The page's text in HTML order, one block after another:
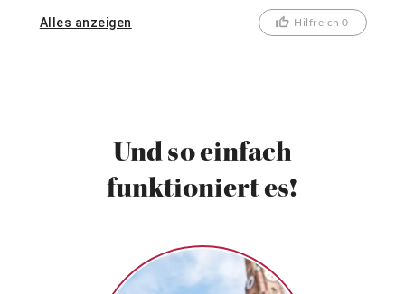
Umgebung, auch Pfaueninsel, sogar bis zum
Potsdamer Platz. Ich fand alles sehr spannend, die
Alles anzeigen Hilfreich 0
Und so einfach
funktioniert es!